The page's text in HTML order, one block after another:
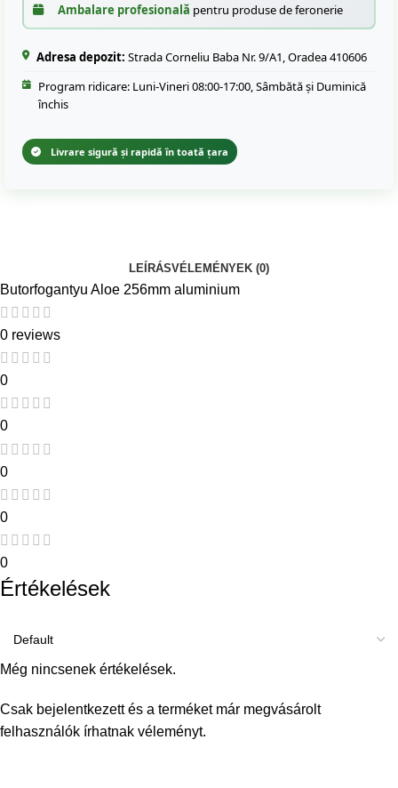
Ambalare profesională pentru produse de feronerie
Adresa depozit: Strada Corneliu Baba Nr. 9/A1, Oradea 410606
Program ridicare: Luni-Vineri 08:00-17:00, Sâmbătă și Duminică
închis
Livrare sigură și rapidă în toată țara
LEÍRÁSVÉLEMÉNYEK (0)
Butorfogantyu Aloe 256mm aluminium
0 reviews
0
0
0
0
0
Értékelések
Még nincsenek értékelések.
Csak bejelentkezett és a terméket már megvásárolt
felhasználók írhatnak véleményt.